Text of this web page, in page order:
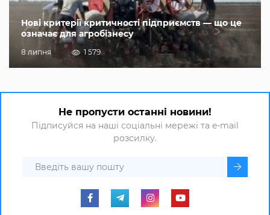
Нові критерії критичності підприємств — що це
означає для агробізнесу
8 липня 1 579
Не пропусти останні новини!
Підписуйся на наші соціальні мережі та e-mail
розсилку.